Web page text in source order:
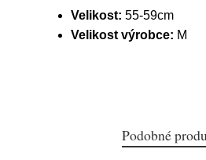
Velikost: 55-59cm
Velikost výrobce: M
Podobné